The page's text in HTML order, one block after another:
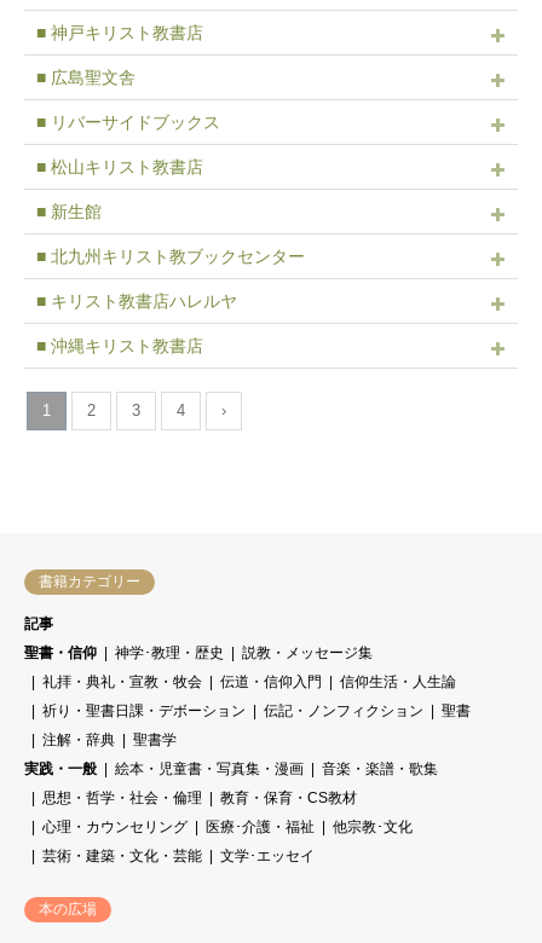
■ 神戸キリスト教書店
■ 広島聖文舎
■ リバーサイドブックス
■ 松山キリスト教書店
■ 新生館
■ 北九州キリスト教ブックセンター
■ キリスト教書店ハレルヤ
■ 沖縄キリスト教書店
1 2 3 4 ›
書籍カテゴリー
記事
聖書・信仰
神学･教理・歴史
説教・メッセージ集
礼拝・典礼・宣教・牧会
伝道・信仰入門
信仰生活・人生論
祈り・聖書日課・デボーション
伝記・ノンフィクション
聖書
注解・辞典
聖書学
実践・一般
絵本・児童書・写真集・漫画
音楽・楽譜・歌集
思想・哲学・社会・倫理
教育・保育・CS教材
心理・カウンセリング
医療･介護・福祉
他宗教･文化
芸術・建築・文化・芸能
文学･エッセイ
本の広場